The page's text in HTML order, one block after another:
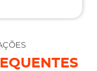
próximo, sem